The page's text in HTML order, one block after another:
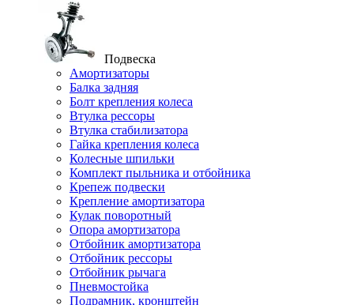
Подвеска
Амортизаторы
Балка задняя
Болт крепления колеса
Втулка рессоры
Втулка стабилизатора
Гайка крепления колеса
Колесные шпильки
Комплект пыльника и отбойника
Крепеж подвески
Крепление амортизатора
Кулак поворотный
Опора амортизатора
Отбойник амортизатора
Отбойник рессоры
Отбойник рычага
Пневмостойка
Подрамник, кронштейн